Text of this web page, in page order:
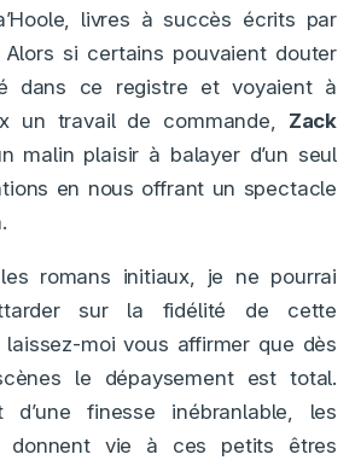
livres à succès écrits par
Alors si certains pouvaient douter
dans ce registre et voyaient à
un travail de commande, Zack
malin plaisir à balayer d’un seul
en nous offrant un spectacle
romans initiaux, je ne pourrai
sur la fidélité de cette
moi vous affirmer que dès
le dépaysement est total.
d’une finesse inébranlable, les
donnent vie à ces petits êtres